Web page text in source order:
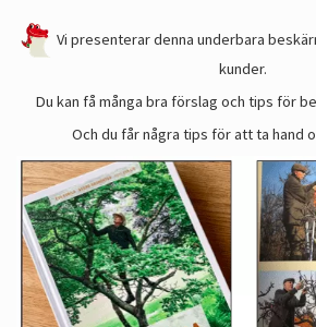
Vi presenterar denna underbara
kunder.
Du kan få många bra förslag och tips för
Och du får några tips för att ta hand